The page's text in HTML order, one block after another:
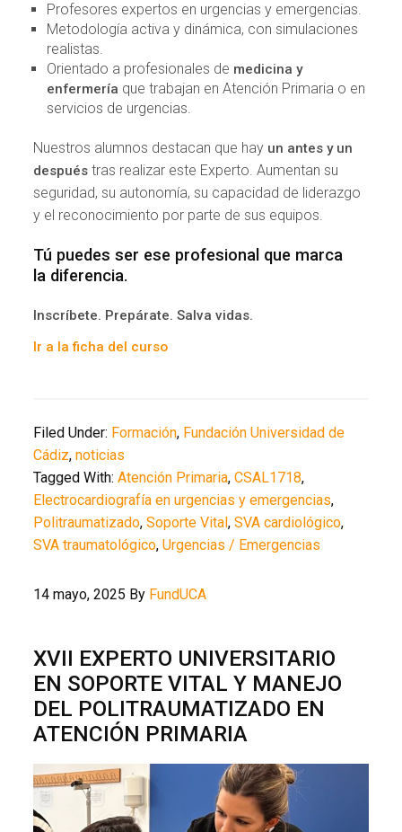
Profesores expertos en urgencias y emergencias.
Metodología activa y dinámica, con simulaciones
realistas.
Orientado a profesionales de medicina y
enfermería que trabajan en Atención Primaria o en
servicios de urgencias.
Nuestros alumnos destacan que hay un antes y un
después tras realizar este Experto. Aumentan su
seguridad, su autonomía, su capacidad de liderazgo
y el reconocimiento por parte de sus equipos.
Tú puedes ser ese profesional que marca
la diferencia.
Inscríbete. Prepárate. Salva vidas.
Ir a la ficha del curso
Filed Under: Formación, Fundación Universidad de
Cádiz,noticias
Tagged With:Atención Primaria,CSAL1718,
Electrocardiografía en urgencias y emergencias,
Politraumatizado,Soporte Vital,SVA cardiológico,
SVA traumatológico,Urgencias / Emergencias
14 mayo, 2025 By FundUCA
XVII EXPERTO UNIVERSITARIO
EN SOPORTE VITAL Y MANEJO
DEL POLITRAUMATIZADO EN
ATENCIÓN PRIMARIA